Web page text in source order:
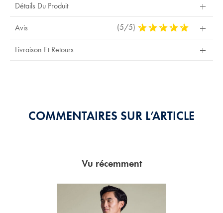
Détails Du Produit
Avis (5/5) 5
Livraison Et Retours
COMMENTAIRES SUR L’ARTICLE
Vu récemment